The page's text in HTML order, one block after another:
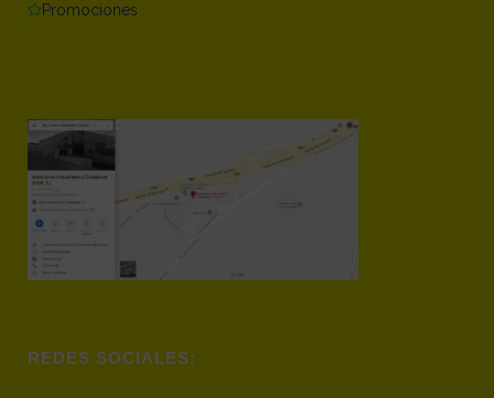
Promociones
REDES SOCIALES: